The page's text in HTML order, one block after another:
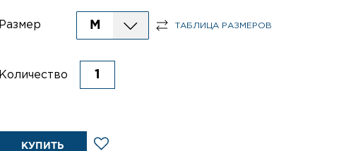
Размер M ТАБЛИЦА РАЗМЕРОВ
Количество
КУПИТЬ